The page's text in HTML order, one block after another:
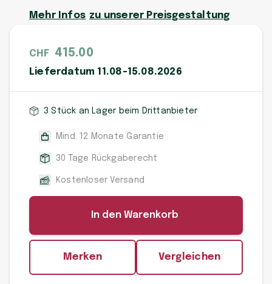
Mehr Infos zu unserer Preisgestaltung
CHF 415.00
Lieferdatum 11.08-15.08.2026
3 Stück an Lager beim Drittanbieter
Mind. 12 Monate Garantie
30 Tage Rückgaberecht
Kostenloser Versand
In den Warenkorb
Merken Vergleichen